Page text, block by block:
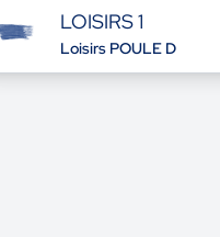
LOISIRS 1
Loisirs POULE D